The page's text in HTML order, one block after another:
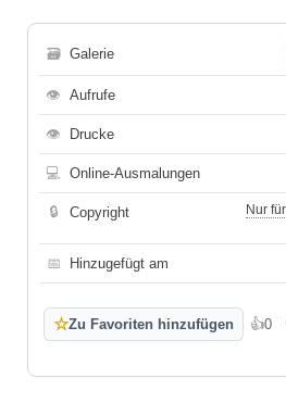
🗃 Galerie
👁 Aufrufe
👁 Drucke
💻 Online-Ausmalungen
🔒 Copyright
Nur
📅 Hinzugefügt am
☆Zu Favoriten hinzufügen 👍0